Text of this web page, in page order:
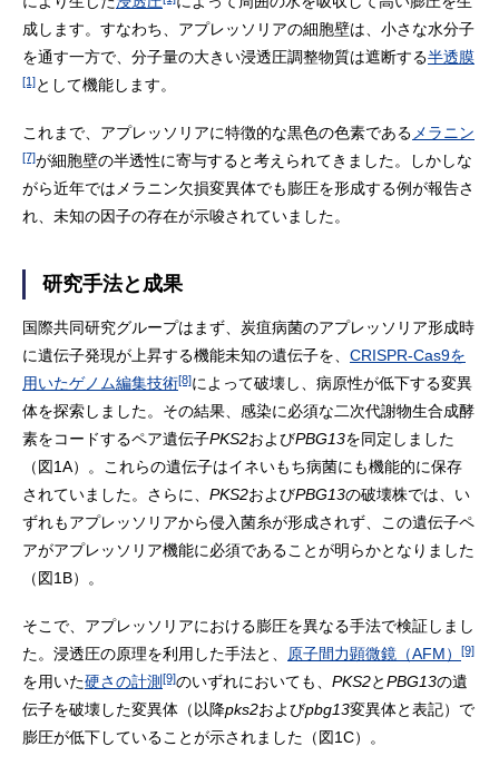
成します。すなわち、アプレッソリアの細胞壁は、小さな水分子
を通す一方で、分子量の大きい浸透圧調整物質は遮断する半透膜
[1]として機能します。
これまで、アプレッソリアに特徴的な黒色の色素である メラニン
[7]が細胞壁の半透性に寄与すると考えられてきました。しかしな
がら近年ではメラニン欠損変異体でも膨圧を形成する例が報告さ
れ、未知の因子の存在が示唆されていました。
研究手法と成果
国際共同研究グループはまず、炭疽病菌のアプレッソリア形成時
に遺伝子発現が上昇する機能未知の遺伝子を、 CRISPR-Cas9を
用いたゲノム編集技術[8]によって破壊し、病原性が低下する変異
体を探索しました。その結果、感染に必須な二次代謝物生合成酵
素をコードするペア遺伝子PKS2およびPBG13を同定しました
（図1A）。これらの遺伝子はイネいもち病菌にも機能的に保存
されていました。さらに、 PKS2およびPBG13の破壊株では、い
ずれもアプレッソリアから侵入菌糸が形成されず、この遺伝子ペ
アがアプレッソリア機能に必須であることが明らかとなりました
（図1B）。
そこで、アプレッソリアにおける膨圧を異なる手法で検証しまし
た。浸透圧の原理を利用した手法と、
原子間力顕微鏡（AFM） [9]
を用いた硬さの計測 [9]のいずれにおいても、 PKS2とPBG13の遺
伝子を破壊した変異体（以降pks2およびpbg13変異体と表記）で
膨圧が低下していることが示されました（図1C）。